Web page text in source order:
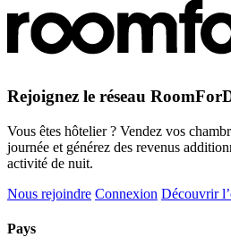
Rejoignez le réseau
Vous êtes hôtelier ? Vendez vos
journée et générez des revenus
activité de nuit.
Nous rejoindre Connexion Découvrir
Pays